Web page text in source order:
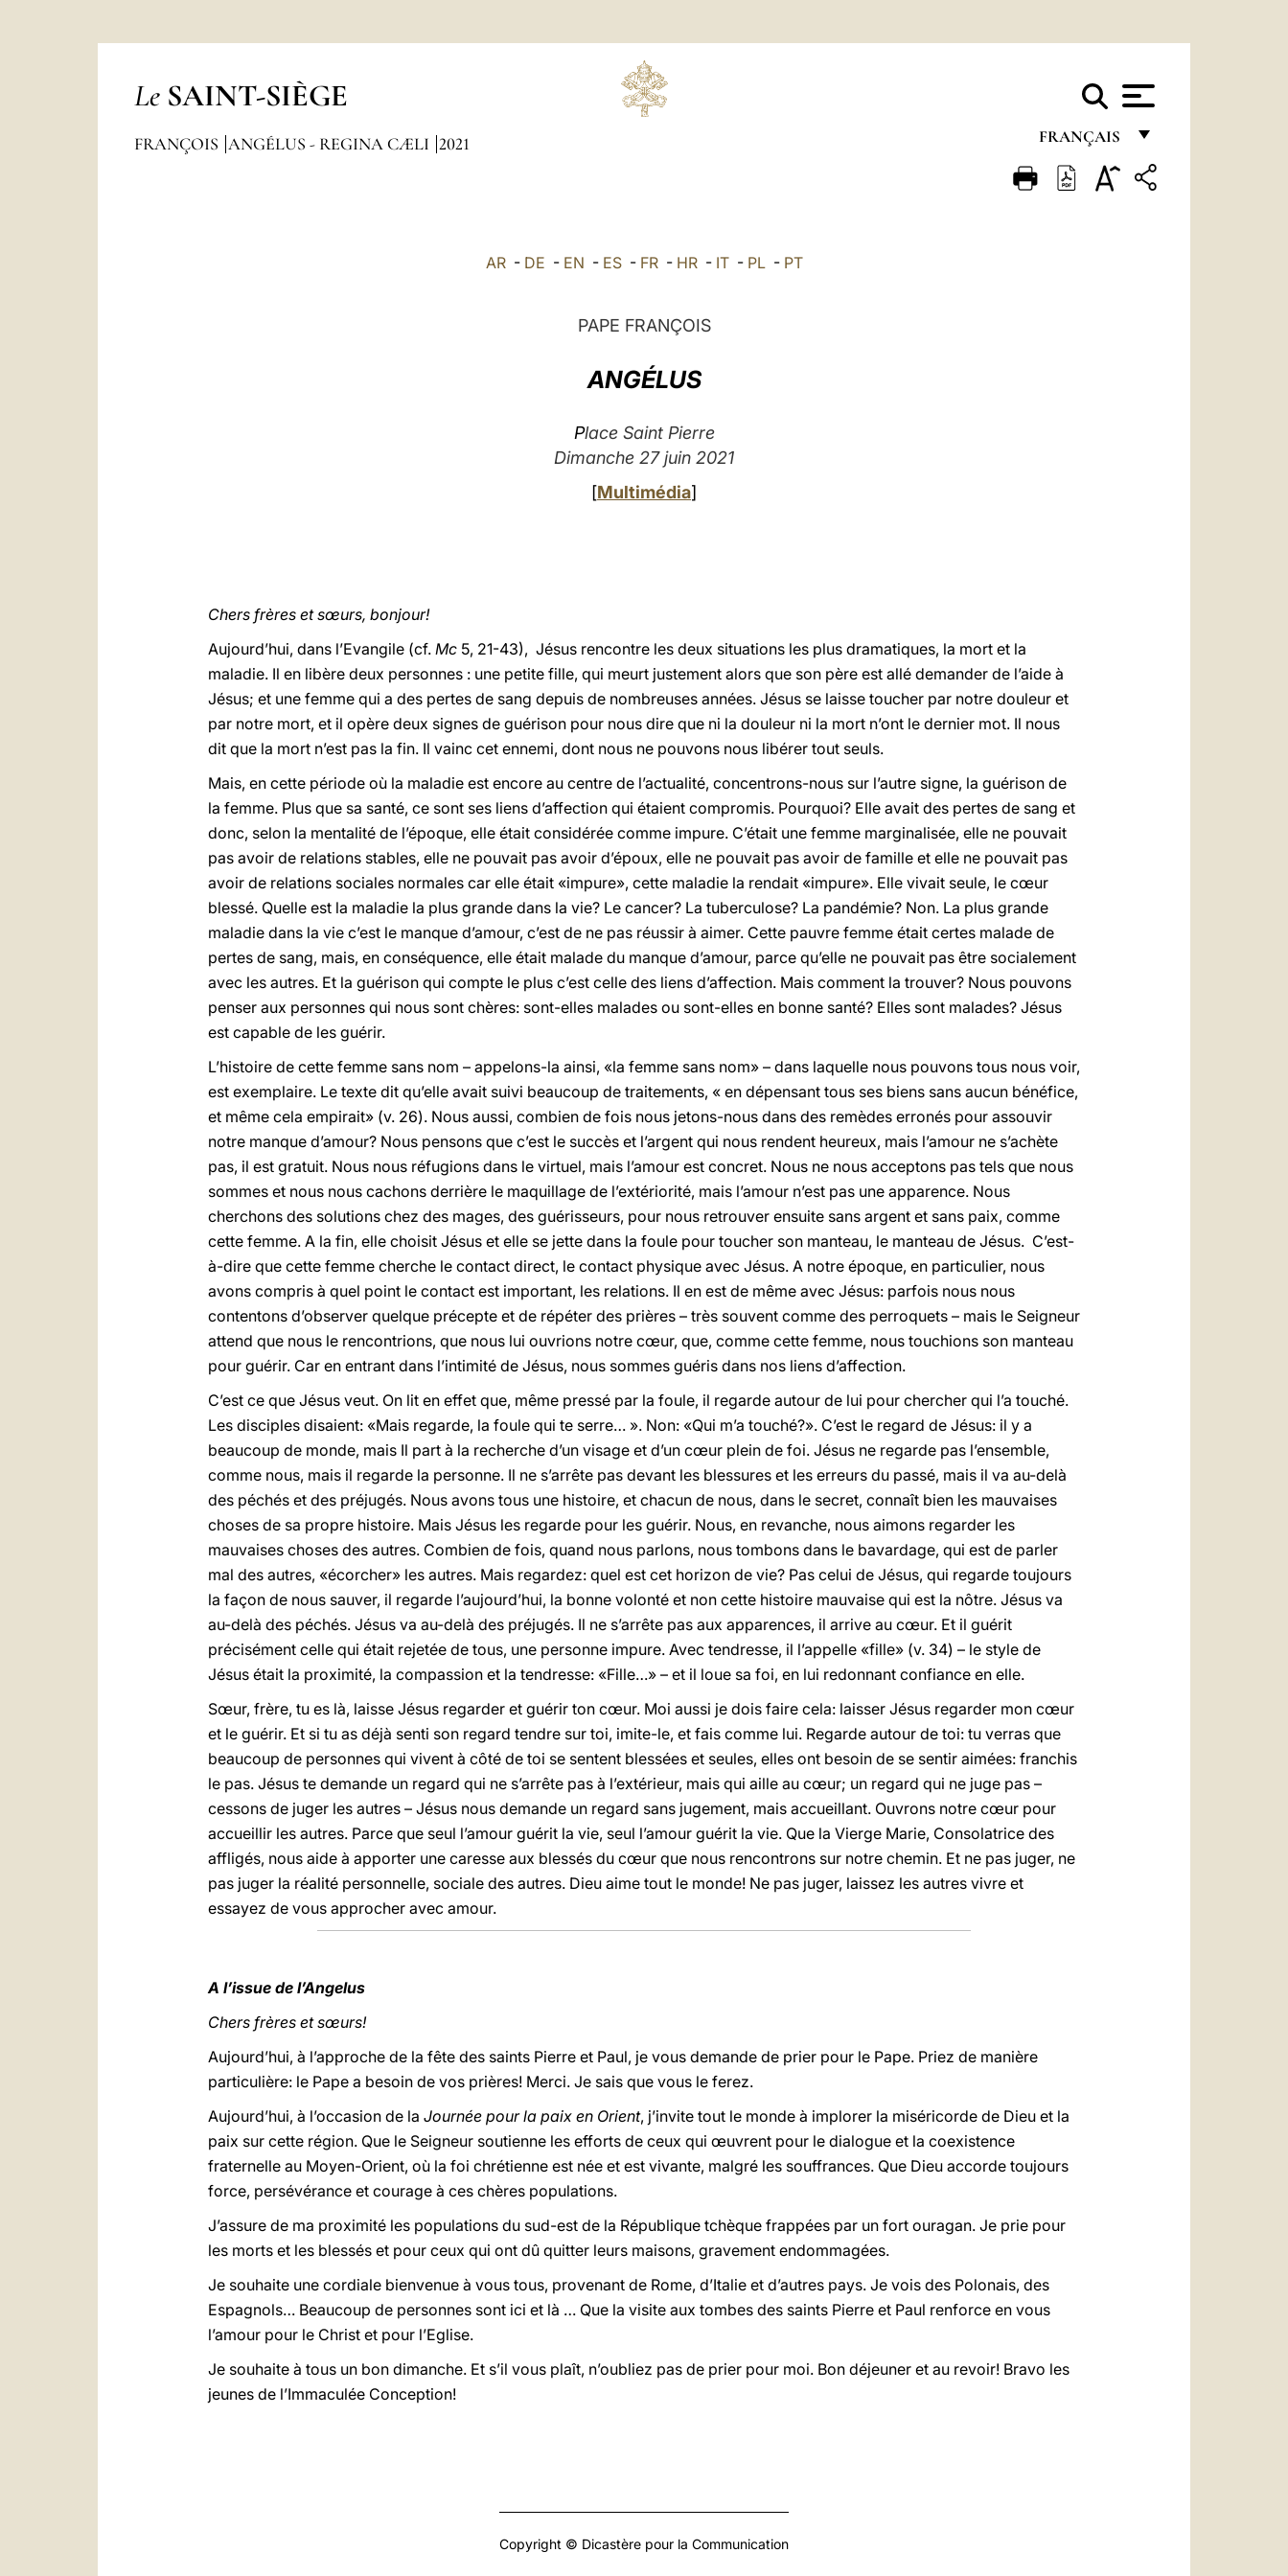
Le SAINT-SIÈGE
FRANÇAIS
FRANÇAIS
FRANÇOIS ANGÉLUS - REGINA CÆLI 2021
AR- DE - EN - ES- FR- HR- IT- PL- PT
PAPE FRANÇOIS
ANGÉLUS
Place Saint Pierre
Dimanche 27 juin 2021
[Multimédia]
Chers frères et sœurs, bonjour!
Aujourd’hui, dans l’Evangile (cf. Mc 5, 21-43), Jésus rencontre les deux situations les plus dramatiques, la mort et la
maladie. Il en libère deux personnes : une petite fille, qui meurt justement alors que son père est allé demander de l’aide à
Jésus; et une femme qui a des pertes de sang depuis de nombreuses années. Jésus se laisse toucher par notre douleur et
par notre mort, et il opère deux signes de guérison pour nous dire que ni la douleur ni la mort n’ont le dernier mot. Il nous
dit que la mort n’est pas la fin. Il vainc cet ennemi, dont nous ne pouvons nous libérer tout seuls.
Mais, en cette période où la maladie est encore au centre de l’actualité, concentrons-nous sur l’autre signe, la guérison de
la femme. Plus que sa santé, ce sont ses liens d’affection qui étaient compromis. Pourquoi? Elle avait des pertes de sang et
donc, selon la mentalité de l’époque, elle était considérée comme impure. C’était une femme marginalisée, elle ne pouvait
pas avoir de relations stables, elle ne pouvait pas avoir d’époux, elle ne pouvait pas avoir de famille et elle ne pouvait pas
avoir de relations sociales normales car elle était «impure», cette maladie la rendait «impure». Elle vivait seule, le cœur
blessé. Quelle est la maladie la plus grande dans la vie? Le cancer? La tuberculose? La pandémie? Non. La plus grande
maladie dans la vie c’est le manque d’amour, c’est de ne pas réussir à aimer. Cette pauvre femme était certes malade de
pertes de sang, mais, en conséquence, elle était malade du manque d’amour, parce qu’elle ne pouvait pas être socialement
avec les autres. Et la guérison qui compte le plus c’est celle des liens d’affection. Mais comment la trouver? Nous pouvons
penser aux personnes qui nous sont chères: sont-elles malades ou sont-elles en bonne santé? Elles sont malades? Jésus
est capable de les guérir.
L’histoire de cette femme sans nom – appelons-la ainsi, «la femme sans nom» – dans laquelle nous pouvons tous nous voir,
est exemplaire. Le texte dit qu’elle avait suivi beaucoup de traitements, « en dépensant tous ses biens sans aucun bénéfice,
et même cela empirait» (v. 26). Nous aussi, combien de fois nous jetons-nous dans des remèdes erronés pour assouvir
notre manque d’amour? Nous pensons que c’est le succès et l’argent qui nous rendent heureux, mais l’amour ne s’achète
pas, il est gratuit. Nous nous réfugions dans le virtuel, mais l’amour est concret. Nous ne nous acceptons pas tels que nous
sommes et nous nous cachons derrière le maquillage de l’extériorité, mais l’amour n’est pas une apparence. Nous
cherchons des solutions chez des mages, des guérisseurs, pour nous retrouver ensuite sans argent et sans paix, comme
cette femme. A la fin, elle choisit Jésus et elle se jette dans la foule pour toucher son manteau, le manteau de Jésus. C’est-
à-dire que cette femme cherche le contact direct, le contact physique avec Jésus. A notre époque, en particulier, nous
avons compris à quel point le contact est important, les relations. Il en est de même avec Jésus: parfois nous nous
contentons d’observer quelque précepte et de répéter des prières – très souvent comme des perroquets – mais le Seigneur
attend que nous le rencontrions, que nous lui ouvrions notre cœur, que, comme cette femme, nous touchions son manteau
pour guérir. Car en entrant dans l’intimité de Jésus, nous sommes guéris dans nos liens d’affection.
C’est ce que Jésus veut. On lit en effet que, même pressé par la foule, il regarde autour de lui pour chercher qui l’a touché.
Les disciples disaient: «Mais regarde, la foule qui te serre… ». Non: «Qui m’a touché?». C’est le regard de Jésus: il y a
beaucoup de monde, mais Il part à la recherche d’un visage et d’un cœur plein de foi. Jésus ne regarde pas l’ensemble,
comme nous, mais il regarde la personne. Il ne s’arrête pas devant les blessures et les erreurs du passé, mais il va au-delà
des péchés et des préjugés. Nous avons tous une histoire, et chacun de nous, dans le secret, connaît bien les mauvaises
choses de sa propre histoire. Mais Jésus les regarde pour les guérir. Nous, en revanche, nous aimons regarder les
mauvaises choses des autres. Combien de fois, quand nous parlons, nous tombons dans le bavardage, qui est de parler
mal des autres, «écorcher» les autres. Mais regardez: quel est cet horizon de vie? Pas celui de Jésus, qui regarde toujours
la façon de nous sauver, il regarde l’aujourd’hui, la bonne volonté et non cette histoire mauvaise qui est la nôtre. Jésus va
au-delà des péchés. Jésus va au-delà des préjugés. Il ne s’arrête pas aux apparences, il arrive au cœur. Et il guérit
précisément celle qui était rejetée de tous, une personne impure. Avec tendresse, il l’appelle «fille» (v. 34) – le style de
Jésus était la proximité, la compassion et la tendresse: «Fille…» – et il loue sa foi, en lui redonnant confiance en elle.
Sœur, frère, tu es là, laisse Jésus regarder et guérir ton cœur. Moi aussi je dois faire cela: laisser Jésus regarder mon cœur
et le guérir. Et si tu as déjà senti son regard tendre sur toi, imite-le, et fais comme lui. Regarde autour de toi: tu verras que
beaucoup de personnes qui vivent à côté de toi se sentent blessées et seules, elles ont besoin de se sentir aimées: franchis
le pas. Jésus te demande un regard qui ne s’arrête pas à l’extérieur, mais qui aille au cœur; un regard qui ne juge pas –
cessons de juger les autres – Jésus nous demande un regard sans jugement, mais accueillant. Ouvrons notre cœur pour
accueillir les autres. Parce que seul l’amour guérit la vie, seul l’amour guérit la vie. Que la Vierge Marie, Consolatrice des
affligés, nous aide à apporter une caresse aux blessés du cœur que nous rencontrons sur notre chemin. Et ne pas juger, ne
pas juger la réalité personnelle, sociale des autres. Dieu aime tout le monde! Ne pas juger, laissez les autres vivre et
essayez de vous approcher avec amour.
A l’issue de l’Angelus
Chers frères et sœurs!
Aujourd’hui, à l’approche de la fête des saints Pierre et Paul, je vous demande de prier pour le Pape. Priez de manière
particulière: le Pape a besoin de vos prières! Merci. Je sais que vous le ferez.
Aujourd’hui, à l’occasion de la Journée pour la paix en Orient, j’invite tout le monde à implorer la miséricorde de Dieu et la
paix sur cette région. Que le Seigneur soutienne les efforts de ceux qui œuvrent pour le dialogue et la coexistence
fraternelle au Moyen-Orient, où la foi chrétienne est née et est vivante, malgré les souffrances. Que Dieu accorde toujours
force, persévérance et courage à ces chères populations.
J’assure de ma proximité les populations du sud-est de la République tchèque frappées par un fort ouragan. Je prie pour
les morts et les blessés et pour ceux qui ont dû quitter leurs maisons, gravement endommagées.
Je souhaite une cordiale bienvenue à vous tous, provenant de Rome, d’Italie et d’autres pays. Je vois des Polonais, des
Espagnols… Beaucoup de personnes sont ici et là … Que la visite aux tombes des saints Pierre et Paul renforce en vous
l’amour pour le Christ et pour l’Eglise.
Je souhaite à tous un bon dimanche. Et s’il vous plaît, n’oubliez pas de prier pour moi. Bon déjeuner et au revoir! Bravo les
jeunes de l’Immaculée Conception!
Copyright © Dicastère pour la Communication